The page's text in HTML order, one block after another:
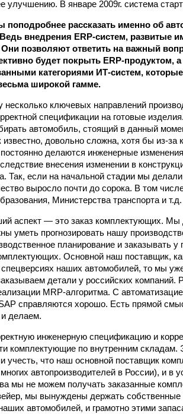
улучшению. В январе 2009г. система
рассказать именно об
внедрения ERP‑систем, развитые
позволяют ответить на важный
будет покрыть ERP-продуктом,
категориями ИТ‑систем,
широкой гамме.
несколько ключевых направлений
спецификации на готовые
автомобиль, стоящий в данный
известно, довольно сложна, хотя бы
делаются инженерные
внесения изменении в
Так, если на начальной стадии мы
выросло почти до сорока. В том
Министерства транспорта и т.д.
аспект — это заказ комплектующих.
уметь прогнозировать нашу
планирование и заказывать
Основной наш поставщик,
спецверсиях наших автомобилей, то мы
детали у российских компаний.
MRP-алгоритма. С
справляются хорошо. Есть прямой
делаем.
инженерную спецификацию и
комплектующие по внутренним складам.
учесть, что наш основной поставщик
автопроизводителей в России), и в
мы не можем получать заказанные
мы вынуждены держать
автомобилей, и грамотно этими